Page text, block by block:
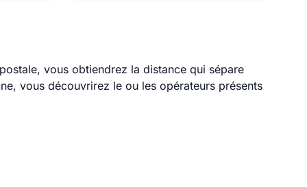
vous obtiendrez la distance qui sépare
vous découvrirez le ou les opérateurs présents